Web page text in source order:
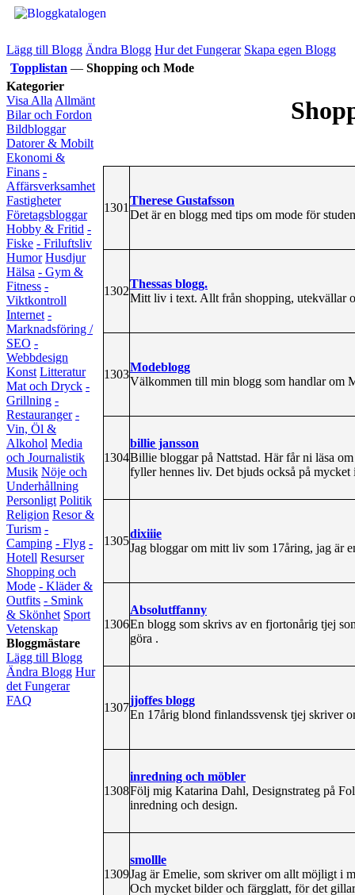
Lägg till Blogg Ändra Blogg Hur det Fungerar Skapa egen Blogg
Topplistan — Shopping och Mode
Kategorier
Visa Alla Allmänt
Bilar och Fordon
Bildbloggar
Datorer & Mobilt
Ekonomi &
Finans -
Affärsverksamhet
Fastigheter
Företagsbloggar
Hobby & Fritid -
Fiske - Friluftsliv
Humor Husdjur
Hälsa - Gym &
Fitness -
Viktkontroll
Internet -
Marknadsföring /
SEO -
Webbdesign
Konst Litteratur
Mat och Dryck -
Grillning -
Restauranger -
Vin, Öl &
Alkohol Media
och Journalistik
Musik Nöje och
Underhållning
Personligt Politik
Religion Resor &
Turism -
Camping - Flyg -
Hotell Resurser
Shopping och
Mode - Kläder &
Outfits - Smink
& Skönhet Sport
Vetenskap
Bloggmästare
Lägg till Blogg
Ändra Blogg Hur
det Fungerar
FAQ
1301
Therese Gustafsson
Det är en blogg med tips om mode för
1302
Thessas blogg.
Mitt liv i text. Allt från shopping, utekvällar
1303
Modeblogg
Välkommen till min blogg som handlar om
1304
billie jansson
Billie bloggar på Nattstad. Här får ni läsa
fyller hennes liv. Det bjuds också på
1305
dixiiie
Jag bloggar om mitt liv som 17åring, jag är
1306
Absolutffanny
En blogg som skrivs av en fjortonårig tjej
göra .
1307
jjoffes blogg
En 17årig blond finlandssvensk tjej skriver
1308
inredning och möbler
Följ mig Katarina Dahl, Designstrateg på
inredning och design.
1309
smollle
Jag är Emelie, som skriver om allt möjligt i
Och mycket bilder och färgglatt, för det